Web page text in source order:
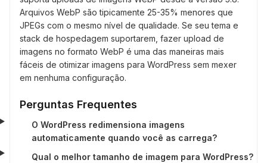
Arquivos WebP são tipicamente 25-35% menores que
JPEGs com o mesmo nível de qualidade. Se seu tema e
stack de hospedagem suportarem, fazer upload de
imagens no formato WebP é uma das maneiras mais
fáceis de otimizar imagens para WordPress sem mexer
em nenhuma configuração.
Perguntas Frequentes
O WordPress redimensiona imagens
automaticamente quando você as carrega?
Qual o melhor tamanho de imagem para WordPress?